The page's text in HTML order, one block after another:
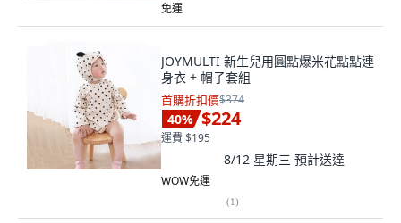
免運
JOYMULTI 新生兒用圓點爆米花點點連
身衣 + 帽子套組
首購折扣價$374
40% $224
運費 $195
8/12 星期三 預計送達
WOW免運
(1)